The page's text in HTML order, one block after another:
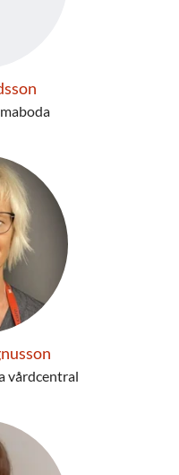
vårdcentral